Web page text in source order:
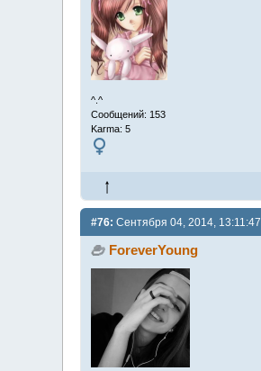
^.^
Сообщений: 153
Karma: 5
#76: Сентября 04, 2014, 13:11:47
ForeverYoung